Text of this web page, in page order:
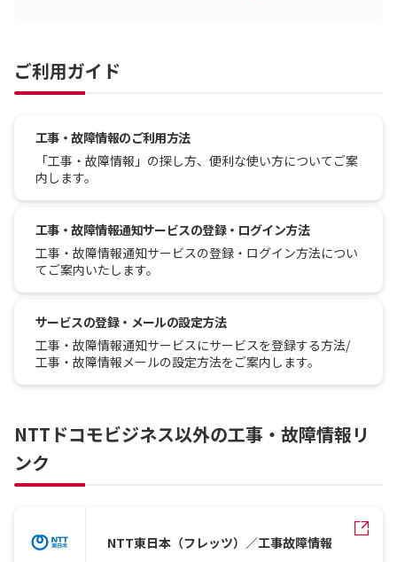
ご利用ガイド
工事・故障情報のご利用方法
「工事・故障情報」の探し方、便利な使い方についてご案
内します。
工事・故障情報通知サービスの登録・ログイン方法
工事・故障情報通知サービスの登録・ログイン方法につい
てご案内いたします。
サービスの登録・メールの設定方法
工事・故障情報通知サービスにサービスを登録する方法/
工事・故障情報メールの設定方法をご案内します。
NTTドコモビジネス以外の工事・故障情報リ
ンク
NTT東日本（フレッツ）／工事故障情報